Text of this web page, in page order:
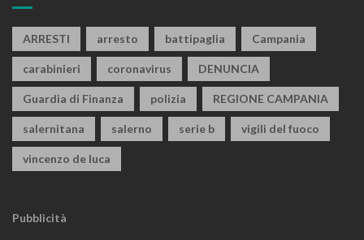
ARRESTI arresto battipaglia Campania
carabinieri coronavirus DENUNCIA
Guardia di Finanza polizia REGIONE CAMPANIA
salernitana salerno serie b vigili del fuoco
vincenzo de luca
Pubblicità